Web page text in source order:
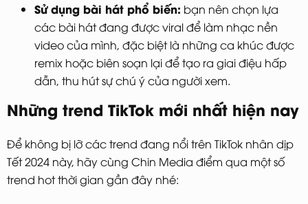
Sử dụng bài hát phổ biến: bạn nên chọn lựa
các bài hát đang được viral để làm nhạc nền
video của mình, đặc biệt là những ca khúc được
remix hoặc biên soạn lại để tạo ra giai điệu hấp
dẫn, thu hút sự chú ý của người xem.
Những trend TikTok mới nhất hiện nay
Để không bị lỡ các trend đang nổi trên TikTok nhân dịp
Tết 2024 này, hãy cùng Chin Media điểm qua một số
trend hot thời gian gần đây nhé: